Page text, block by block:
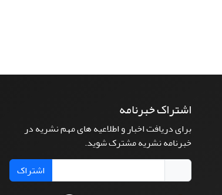
اشتراک خبرنامه
برای دریافت اخبار و اطلاعیه های مهم نشریه در
خبرنامه نشریه مشترک شوید.
اشتراک